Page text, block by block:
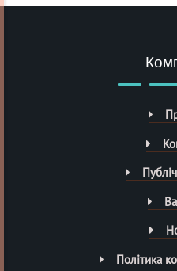
Політика